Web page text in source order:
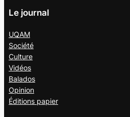
Le journal
UQAM
Société
Culture
Vidéos
Balados
Opinion
Éditions papier